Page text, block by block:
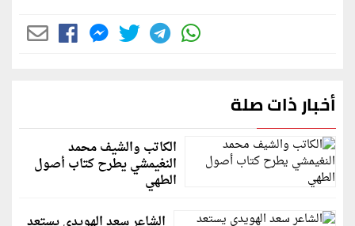
أخبار ذات صلة
الكاتب والشيف محمد
النغيمشي يطرح كتاب أصول
الطهي